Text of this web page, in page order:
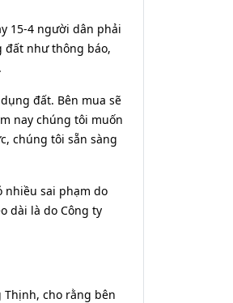
15-4 người dân phải
đất như thông báo,
đất. Bên mua sẽ
nay chúng tôi muốn
chúng tôi sẵn sàng
nhiều sai phạm do
dài là do Công ty
Thịnh, cho rằng bên